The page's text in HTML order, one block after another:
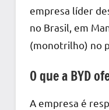
empresa líder
no Brasil, em
(monotrilho) no
O que a BYD
A empresa é